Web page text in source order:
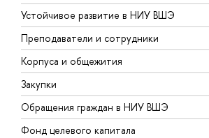
Устойчивое развитие в НИУ ВШЭ
Преподаватели и сотрудники
Корпуса и общежития
Закупки
Обращения граждан в НИУ ВШЭ
Фонд целевого капитала